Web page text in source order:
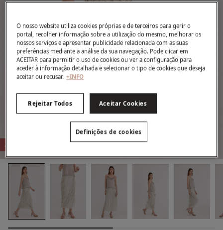
-81%
O nosso website utiliza cookies próprias e de terceiros para gerir o
portal, recolher informação sobre a utilização do mesmo, melhorar os
nossos serviços e apresentar publicidade relacionada com as suas
preferências mediante a análise da sua navegação. Pode clicar em
ACEITAR para permitir o uso de cookies ou ver a configuração para
aceder à informação detalhada e selecionar o tipo de cookies que deseja
aceitar ou recusar. +INFO
Rejeitar Todos Aceitar Cookies
Definições de cookies